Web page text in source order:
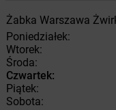
Żabka Warszawa
Poniedziałek:
Wtorek:
Środa:
Czwartek:
Piątek:
Sobota: